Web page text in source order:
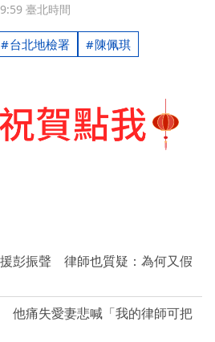
臺北時間
台北地檢署 陳佩琪
彭振聲 律師也質疑：為何又假
他痛失愛妻悲喊「我的律師可把